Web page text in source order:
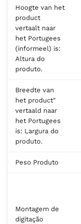
Hoogte van het
product
vertaalt naar
het Portugees
(informeel) is:
Altura do
produto.
Breedte van
het product"
vertaald naar
het Portugees
is: Largura do
produto.
Peso Produto
Montagem de
digitação